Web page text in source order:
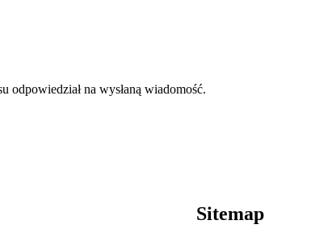
odpowiedział na wysłaną wiadomość.
Sitemap